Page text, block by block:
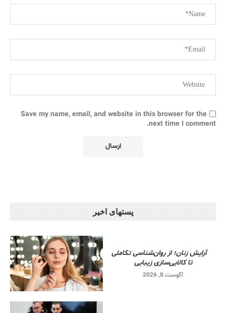
Save my name, email, and website in this browser for the
next time I comment.
پستهای اخیر
آرایش زنان؛ از روان‌شناسی تکاملی
تا کالایی‌سازی زیبایی
آگوست 8, 2026